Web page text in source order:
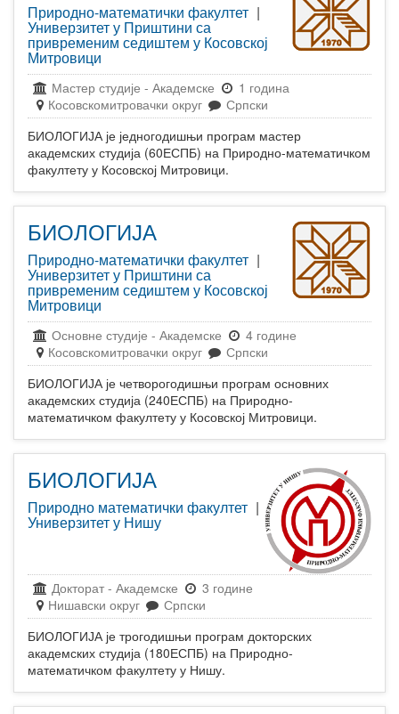
Природно-математички факултет |
Универзитет у Приштини са
привременим седиштем у Косовској
Митровици
Мастер студије - Академске
1 година
Косовскомитровачки округ
Српски
БИОЛОГИЈА је једногодишњи програм мастер
академских студија (60ЕСПБ) на Природно-математичком
факултету у Косовској Митровици.
БИОЛОГИЈА
Природно-математички факултет |
Универзитет у Приштини са
привременим седиштем у Косовској
Митровици
Основне студије - Академске
4 године
Косовскомитровачки округ
Српски
БИОЛОГИЈА је четворогодишњи програм основних
академских студија (240ЕСПБ) на Природно-
математичком факултету у Косовској Митровици.
БИОЛОГИЈА
Природно математички факултет |
Универзитет у Нишу
Докторат - Академске
3 године
Нишавски округ
Српски
БИОЛОГИЈА је трогодишњи програм докторских
академских студија (180ЕСПБ) на Природно-
математичком факултету у Нишу.